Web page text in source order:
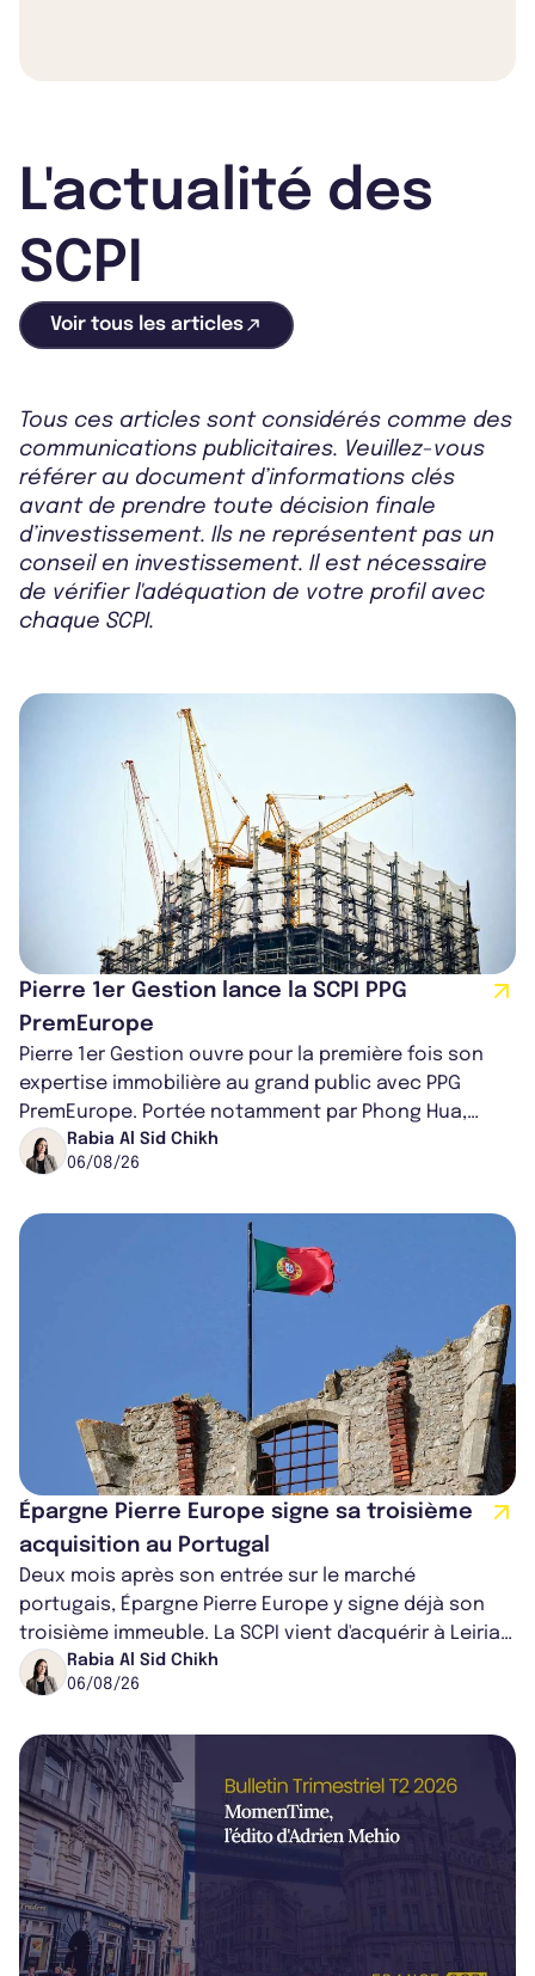
L'actualité des
SCPI
Voir tous les articles
Tous ces articles sont considérés comme des
communications publicitaires. Veuillez-vous
référer au document d’informations clés
avant de prendre toute décision finale
d’investissement. Ils ne représentent pas un
conseil en investissement. Il est nécessaire
de vérifier l'adéquation de votre profil avec
chaque SCPI.
Pierre 1er Gestion lance la SCPI PPG
PremEurope
Pierre 1er Gestion ouvre pour la première fois son
expertise immobilière au grand public avec PPG
PremEurope. Portée notamment par Phong Hua,
ancien directeur des investissements d...
Rabia Al Sid Chikh
06/08/26
Épargne Pierre Europe signe sa troisième
acquisition au Portugal
Deux mois après son entrée sur le marché
portugais, Épargne Pierre Europe y signe déjà son
troisième immeuble. La SCPI vient d'acquérir à Leiria,
dans le centre du pays, un établis...
Rabia Al Sid Chikh
06/08/26